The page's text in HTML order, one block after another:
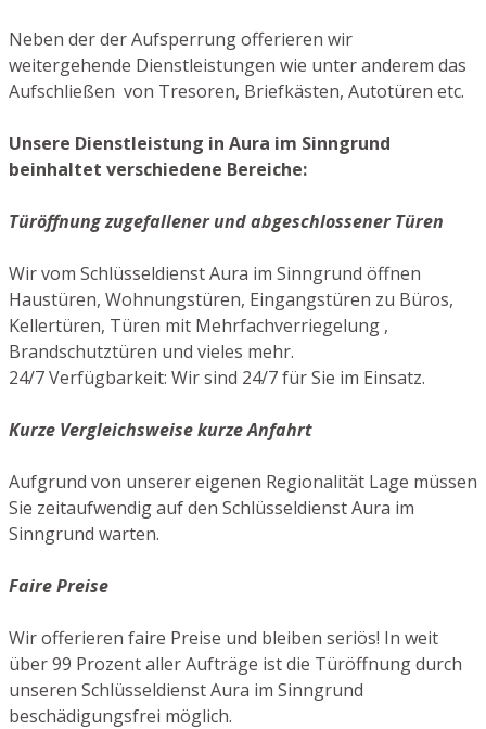
Neben der der Aufsperrung offerieren wir
weitergehende Dienstleistungen wie unter anderem das
Aufschließen von Tresoren, Briefkästen, Autotüren etc.
Unsere Dienstleistung in Aura im Sinngrund
beinhaltet verschiedene Bereiche:
Türöffnung zugefallener und abgeschlossener Türen
Wir vom Schlüsseldienst Aura im Sinngrund öffnen
Haustüren, Wohnungstüren, Eingangstüren zu Büros,
Kellertüren, Türen mit Mehrfachverriegelung ,
Brandschutztüren und vieles mehr.
24/7 Verfügbarkeit: Wir sind 24/7 für Sie im Einsatz.
Kurze Vergleichsweise kurze Anfahrt
Aufgrund von unserer eigenen Regionalität Lage müssen
Sie zeitaufwendig auf den Schlüsseldienst Aura im
Sinngrund warten.
Faire Preise
Wir offerieren faire Preise und bleiben seriös! In weit
über 99 Prozent aller Aufträge ist die Türöffnung durch
unseren Schlüsseldienst Aura im Sinngrund
beschädigungsfrei möglich.